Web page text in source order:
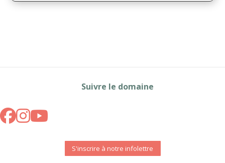
Suivre le domaine
S'inscrire à notre infolettre